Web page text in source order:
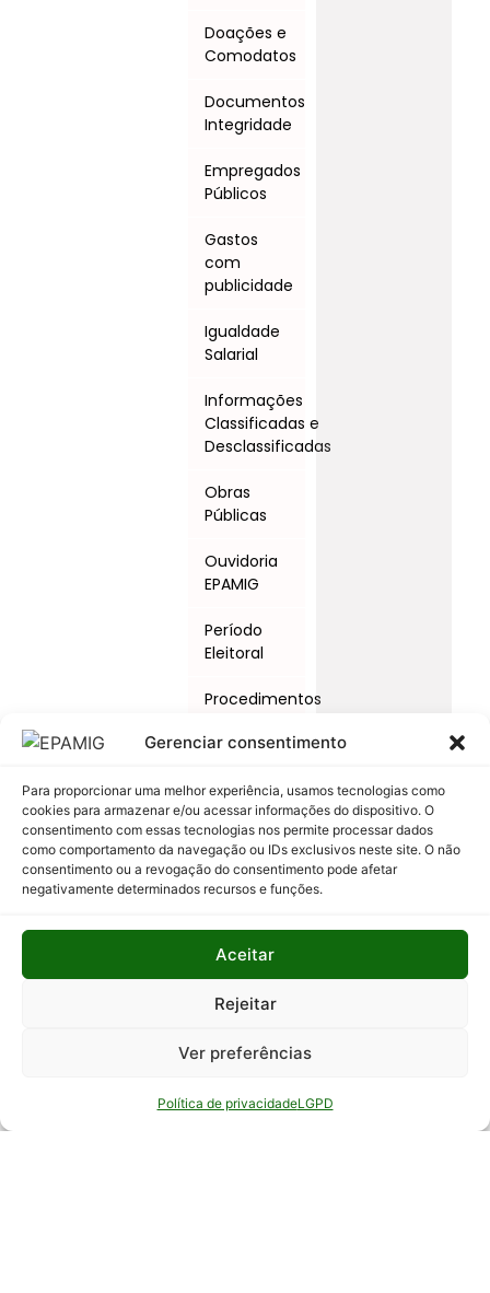
Gerenciar consentimento
Para proporcionar uma melhor experiência, usamos tecnologias como
cookies para armazenar e/ou acessar informações do dispositivo. O
consentimento com essas tecnologias nos permite processar dados
como comportamento da navegação ou IDs exclusivos neste site. O não
consentimento ou a revogação do consentimento pode afetar
negativamente determinados recursos e funções.
Aceitar
Rejeitar
Ver preferências
Política de privacidadeLGPD
Doações e
Comodatos
Documentos
Integridade
Empregados
Públicos
Gastos
com
publicidade
Igualdade
Salarial
Informações
Classificadas e
Desclassificadas
Obras
Públicas
Ouvidoria
EPAMIG
Período
Eleitoral
Procedimentos
e Ações
Relatório
Anual de
Atividades
Auditoria
Interna
Relatório
Serviço de
ao Cidadão